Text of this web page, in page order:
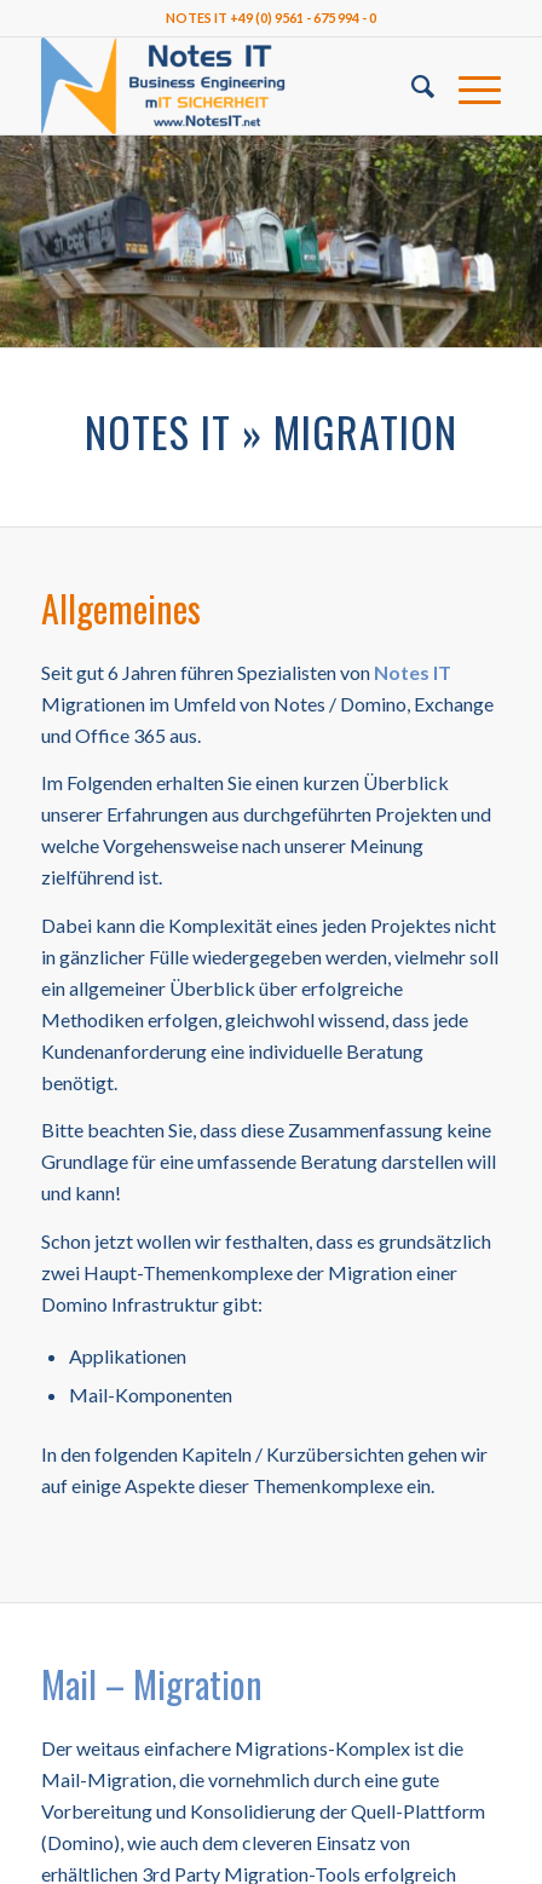
NOTES IT +49 (0) 9561 - 675 994 - 0
NOTES IT » MIGRATION
Allgemeines
Seit gut 6 Jahren führen Spezialisten von Notes IT
Migrationen im Umfeld von Notes / Domino, Exchange
und Office 365 aus.
Im Folgenden erhalten Sie einen kurzen Überblick
unserer Erfahrungen aus durchgeführten Projekten und
welche Vorgehensweise nach unserer Meinung
zielführend ist.
Dabei kann die Komplexität eines jeden Projektes nicht
in gänzlicher Fülle wiedergegeben werden, vielmehr soll
ein allgemeiner Überblick über erfolgreiche
Methodiken erfolgen, gleichwohl wissend, dass jede
Kundenanforderung eine individuelle Beratung
benötigt.
Bitte beachten Sie, dass diese Zusammenfassung keine
Grundlage für eine umfassende Beratung darstellen will
und kann!
Schon jetzt wollen wir festhalten, dass es grundsätzlich
zwei Haupt-Themenkomplexe der Migration einer
Domino Infrastruktur gibt:
Applikationen
Mail-Komponenten
In den folgenden Kapiteln / Kurzübersichten gehen wir
auf einige Aspekte dieser Themenkomplexe ein.
Mail – Migration
Der weitaus einfachere Migrations-Komplex ist die
Mail-Migration, die vornehmlich durch eine gute
Vorbereitung und Konsolidierung der Quell-Plattform
(Domino), wie auch dem cleveren Einsatz von
erhältlichen 3rd Party Migration-Tools erfolgreich